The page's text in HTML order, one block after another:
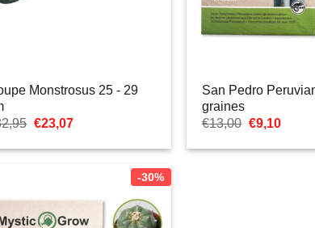
Monstrosus 25 - 29
Le
initial
€23,07Le
actuel
San Pedro
graines
€13,00 Le
initial
€9,10Le
actuel
-30%